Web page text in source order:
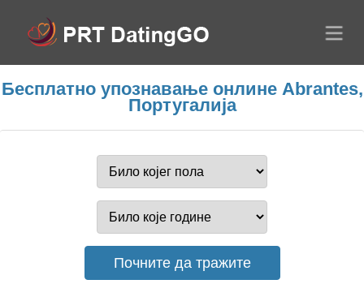
Бесплатно упознавање онлине Abrantes,
Португалија